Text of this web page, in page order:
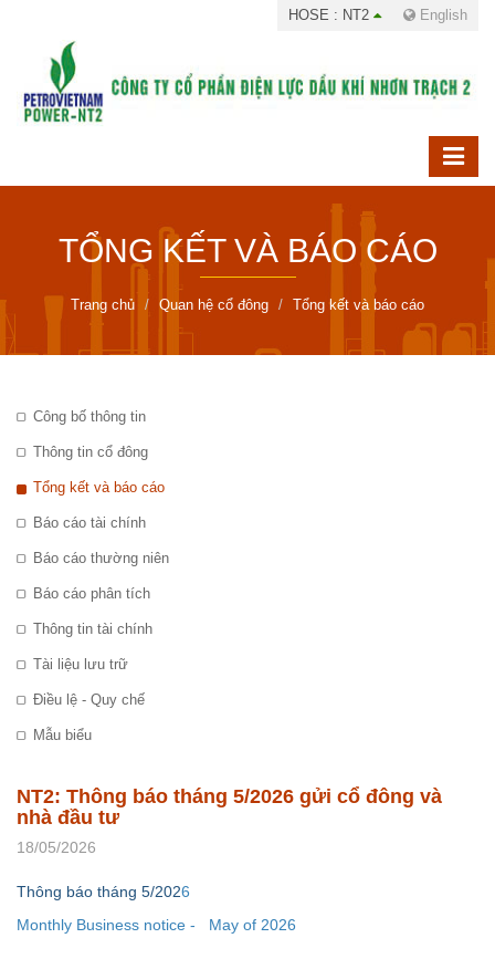
HOSE : NT2 English
TỔNG KẾT VÀ BÁO CÁO
Trang chủ Quan hệ cổ đông Tổng kết và báo cáo
Công bố thông tin
Thông tin cổ đông
Tổng kết và báo cáo
Báo cáo tài chính
Báo cáo thường niên
Báo cáo phân tích
Thông tin tài chính
Tài liệu lưu trữ
Điều lệ - Quy chế
Mẫu biểu
NT2: Thông báo tháng 5/2026 gửi cổ đông và
nhà đầu tư
18/05/2026
Thông báo tháng 5/2026
Monthly Business notice - May of 2026